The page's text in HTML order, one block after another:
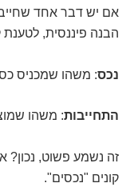
אם יש דבר אחד
הבנה פיננסית, לטענת
נכס: משהו שמכניס
התחייבות: משהו
זה נשמע פשוט, נכון?
קונים "נכסים".